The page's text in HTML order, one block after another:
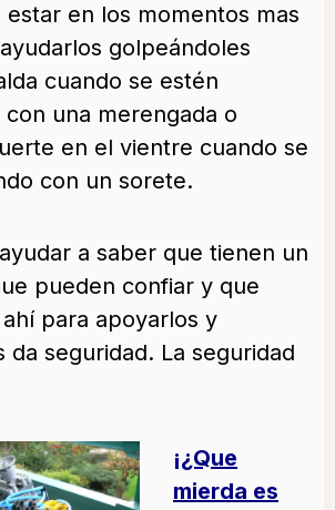
estar en los momentos mas
golpeándoles
cuando se estén
una merengada o
en el vientre cuando se
con un sorete.
a saber que tienen un
pueden confiar y que
para apoyarlos y
da seguridad. La seguridad
¡¿Que
mierda es